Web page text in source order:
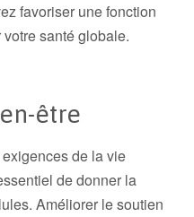
favoriser une fonction
santé globale.
être
de la vie
de donner la
Améliorer le soutien